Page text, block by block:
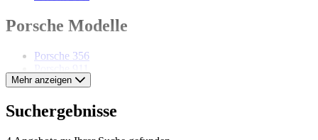
Porsche Modelle
Porsche 356
Porsche 912
Porsche 924
Porsche 928
Mehr anzeigen
Suchergebnisse